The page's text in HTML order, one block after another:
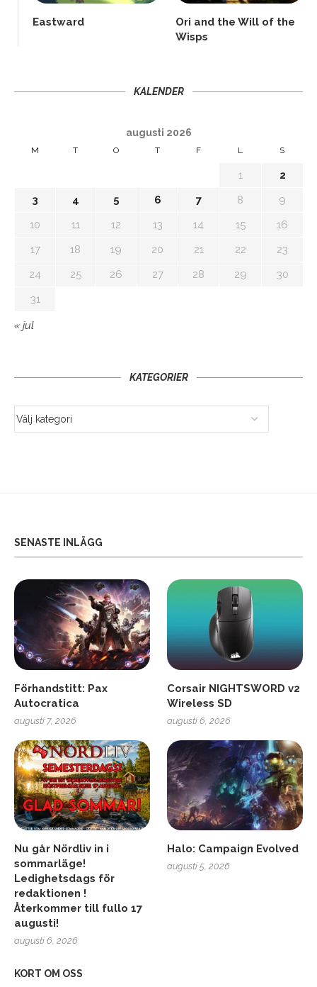
Eastward
Ori and the Will of the
Wisps
KALENDER
augusti 2026
M T O T F L S
1
2
3
4 5 6 7 8
9
10
11 12 13 14 15
16
17
18 19 20 21 22
23
24
25 26 27 28 29
30
31
« jul
KATEGORIER
SENASTE INLÄGG
Förhandstitt: Pax
Autocratica
augusti 7, 2026
Corsair NIGHTSWORD v2
Wireless SD
augusti 6, 2026
Nu går Nördliv in i
sommarläge!
Ledighetsdags för
redaktionen !
Återkommer till fullo 17
augusti!
augusti 6, 2026
Halo: Campaign Evolved
augusti 5, 2026
KORT OM OSS